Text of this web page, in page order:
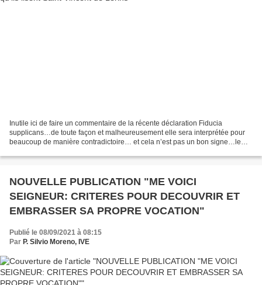
Inutile ici de faire un commentaire de la récente déclaration Fiducia
supplicans…de toute façon et malheureusement elle sera interprétée pour
beaucoup de manière contradictoire… et cela n’est pas un bon signe…le
NOUVELLE PUBLICATION "ME VOICI
SEIGNEUR: CRITERES POUR DECOUVRIR ET
EMBRASSER SA PROPRE VOCATION"
Publié le 08/09/2021 à 08:15
Par P. Silvio Moreno, IVE